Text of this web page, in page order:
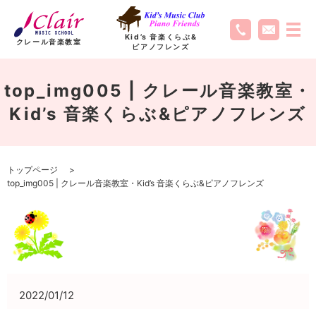
クレール音楽教室
Kid’s 音楽くらぶ&
ピアノフレンズ
top_img005 | クレール音楽教室・
Kid’s 音楽くらぶ&ピアノフレンズ
トップページ
top_img005 | クレール音楽教室・Kid’s 音楽くらぶ&ピアノフレンズ
2022/01/12